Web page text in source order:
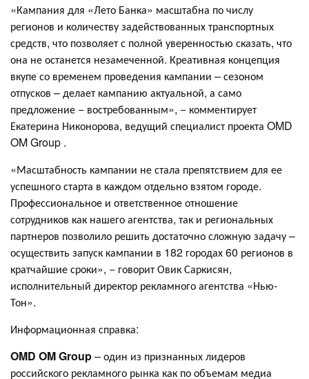
«Кампания для «Лето Банка» масштабна по числу
регионов и количеству задействованных транспортных
средств, что позволяет с полной уверенностью сказать, что
она не останется незамеченной. Креативная концепция
вкупе со временем проведения кампании – сезоном
отпусков – делает кампанию актуальной, а само
предложение − востребованным», − комментирует
Екатерина Никонорова, ведущий специалист проекта OMD
OM Group .
«Масштабность кампании не стала препятствием для ее
успешного старта в каждом отдельно взятом городе.
Профессиональное и ответственное отношение
сотрудников как нашего агентства, так и региональных
партнеров позволило решить достаточно сложную задачу –
осуществить запуск кампании в 182 городах 60 регионов в
кратчайшие сроки», − говорит Овик Саркисян,
исполнительный директор рекламного агентства «Нью-
Тон».
Информационная справка:
OMD OMGroup– один из признанных лидеров
российского рекламного рынка как по объемам медиа